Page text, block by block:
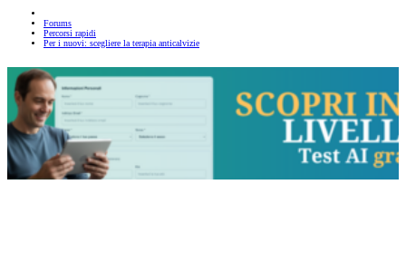
Forums
Percorsi rapidi
Per i nuovi: scegliere la terapia anticalvizie